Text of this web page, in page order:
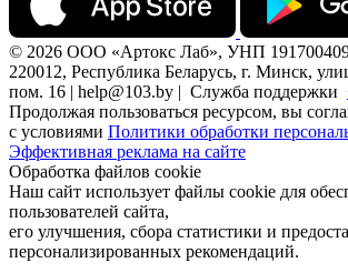
© 2026 ООО «Артокс Лаб», УНП
220012, Республика Беларусь, г. Минск,
пом. 16 | help@103.by | Служба поддержки
Продолжая пользоваться ресурсом, вы
с условиями Политики обработки
Эффективная реклама на сайте
Обработка файлов cookie
Наш сайт использует файлы cookie для
пользователей сайта,
его улучшения, сбора статистики и
персонализированных рекомендаций.